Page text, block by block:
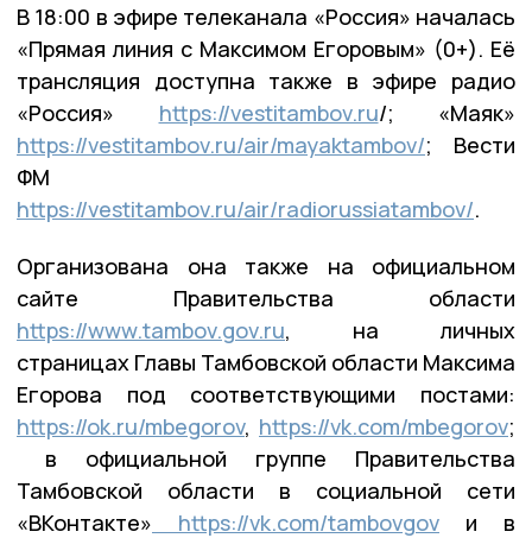
В 18:00 в эфире телеканала «Россия» началась
«Прямая линия с Максимом Егоровым» (0+). Её
трансляция доступна также в эфире радио
«Россия» https://vestitambov.ru/; «Маяк»
https://vestitambov.ru/air/mayaktambov/; Вести
ФМ
https://vestitambov.ru/air/radiorussiatambov/.
Организована она также на официальном
сайте Правительства области
https://www.tambov.gov.ru, на личных
страницах Главы Тамбовской области Максима
Егорова под соответствующими постами:
https://ok.ru/mbegorov, https://vk.com/mbegorov;
в официальной группе Правительства
Тамбовской области в социальной сети
«ВКонтакте»
https://vk.com/tambovgov и в